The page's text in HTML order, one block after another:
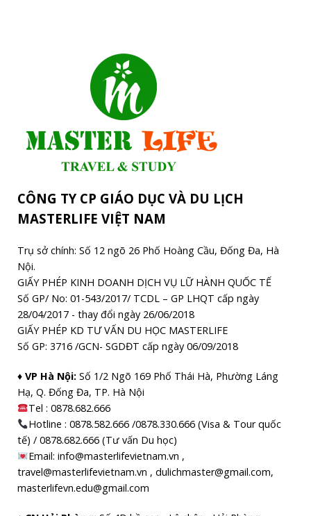
CÔNG TY CP GIÁO DỤC VÀ DU LỊCH
MASTERLIFE VIỆT NAM
Trụ sở chính: Số 12 ngõ 26 Phố Hoàng Cầu, Đống Đa, Hà
Nội.
GIẤY PHÉP KINH DOANH DỊCH VỤ LỮ HÀNH QUỐC TẾ
Số GP/ No: 01-543/2017/ TCDL – GP LHQT cấp ngày
28/04/2017 - thay đổi ngày 26/06/2018
GIẤY PHÉP KD TƯ VẤN DU HỌC MASTERLIFE
Số GP: 3716 /GCN- SGDĐT cấp ngày 06/09/2018
♦ VP Hà Nội: Số 1/2 Ngõ 169 Phố Thái Hà, Phường Láng
Hạ, Q. Đống Đa, TP. Hà Nội
Tel :0878.682.666
Hotline : 0878.582.666 /0878.330.666 (Visa & Tour quốc
tế) / 0878.682.666 (Tư vấn Du học)
Email: info@masterlifevietnam.vn ,
travel@masterlifevietnam.vn , dulichmaster@gmail.com,
masterlifevn.edu@gmail.com